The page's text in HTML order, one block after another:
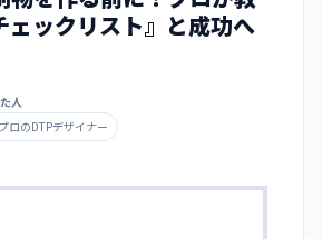
ェックリスト』と成功へ
人
プロのDTPデザイナー